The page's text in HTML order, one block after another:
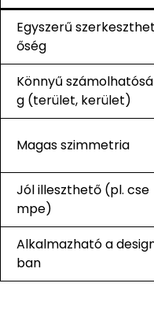
Egyszerű szerkeszthet
őség
Könnyű számolhatósá
g (terület, kerület)
Magas szimmetria
Jól illeszthető (pl. cse
mpe)
Alkalmazható a
ban